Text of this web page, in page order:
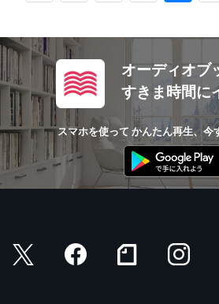
オーディオブ
すきま時間に
スマホを使って かんたん再生、今